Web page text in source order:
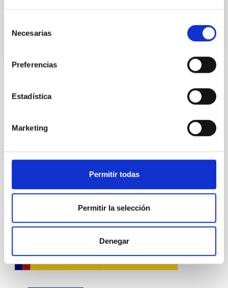
Necesarias
Preferencias
Estadística
Marketing
Permitir todas
Permitir la selección
Denegar
En ejecución
NO VIGENTE
Física estelar e interestelar (FEEI)
La Vía Láctea y el Grupo Local (MWLG)